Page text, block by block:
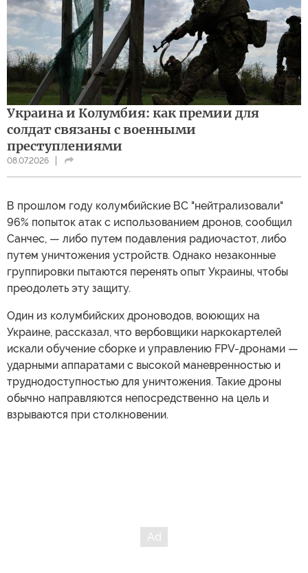
Украина и Колумбия: как премии для
солдат связаны с военными
преступлениями
08.07.2026
В прошлом году колумбийские ВС "нейтрализовали"
96% попыток атак с использованием дронов, сообщил
Санчес, — либо путем подавления радиочастот, либо
путем уничтожения устройств. Однако незаконные
группировки пытаются перенять опыт Украины, чтобы
преодолеть эту защиту.
Один из колумбийских дроноводов, воюющих на
Украине, рассказал, что вербовщики наркокартелей
искали обучение сборке и управлению FPV-дронами —
ударными аппаратами с высокой маневренностью и
труднодоступностью для уничтожения. Такие дроны
обычно направляются непосредственно на цель и
взрываются при столкновении.